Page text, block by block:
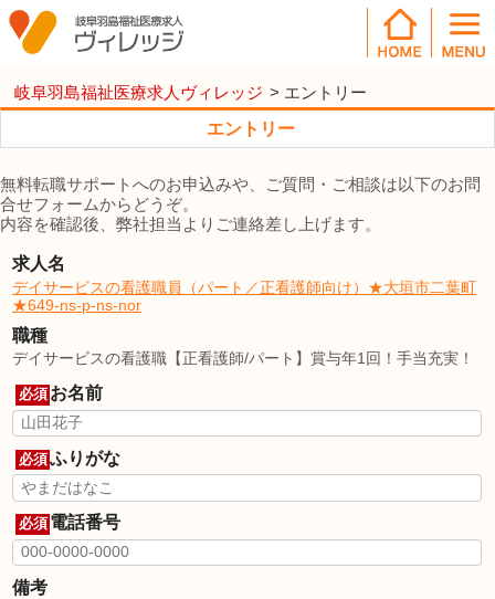
岐阜羽島福祉医療求人ヴィレッジ > エントリー
エントリー
無料転職サポートへのお申込みや、ご質問・ご相談は以下のお問
合せフォームからどうぞ。
内容を確認後、弊社担当よりご連絡差し上げます。
求人名
デイサービスの看護職員（パート／正看護師向け）★大垣市二葉町
★649-ns-p-ns-nor
職種
デイサービスの看護職【正看護師/パート】賞与年1回！手当充実！
必須 お名前
必須ふりがな
必須 電話番号
備考